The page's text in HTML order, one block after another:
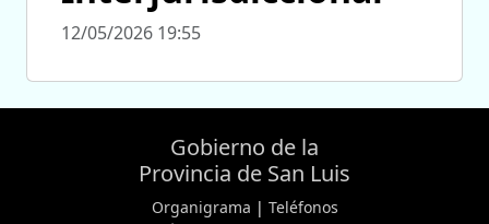
12/05/2026 19:55
Gobierno de la
Provincia de San Luis
Organigrama | Teléfonos